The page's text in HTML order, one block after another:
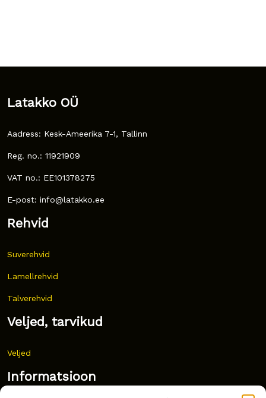
Latakko OÜ
Aadress: Kesk-Ameerika 7-1, Tallinn
Reg. no.: 11921909
VAT no.: EE101378275
E-post: info@latakko.ee
Rehvid
Suverehvid
Lamellrehvid
Talverehvid
Veljed, tarvikud
Veljed
Informatsioon